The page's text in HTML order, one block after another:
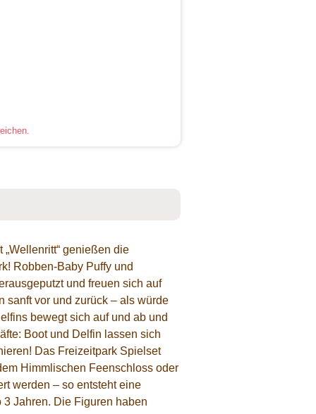
genießen die
Robben-Baby Puffy und
und freuen sich auf
sanft vor und zurück – als würde
bewegt sich auf und ab und
Boot und Delfin lassen sich
Das Freizeitpark Spielset
Himmlischen Feenschloss oder
werden – so entsteht eine
Jahren. Die Figuren haben